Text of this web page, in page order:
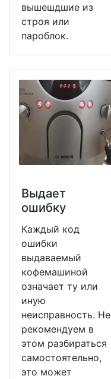
вышешдшие из
строя или
пароблок.
Выдает
ошибку
Каждый код
ошибки
выдаваемый
кофемашиной
означает ту или
иную
неисправность. Не
рекомендуем в
этом разбираться
самостоятельно,
это может